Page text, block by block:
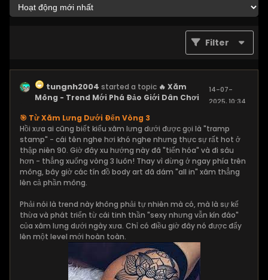
Filter
tungnh2004 started a topic 🔥 Xăm
Mông - Trend Mới Phá Đảo Giới Dân Chơi
14-07-
2025, 10:34
🎯 Từ Xăm Lưng Dưới Đến Vòng 3
Hồi xưa ai cũng biết kiểu xăm lưng dưới được gọi là "tramp
stamp" - cái tên nghe hơi khó nghe nhưng thực sự rất hot ở
thập niên 90. Giờ đây xu hướng này đã "tiến hóa" và đi sâu
hơn - thẳng xuống vòng 3 luôn! Thay vì dừng ở ngay phía trên
mông, bây giờ các tín đồ body art đã dám "all in" xăm thẳng
lên cả phần mông.
Phải nói là trend này không phải tự nhiên mà có, mà là sự kế
thừa và phát triển từ cái tinh thần "sexy nhưng vẫn kín đáo"
của xăm lưng dưới ngày xưa. Chỉ có điều giờ đây nó được đẩy
lên một level mới hoàn toàn.